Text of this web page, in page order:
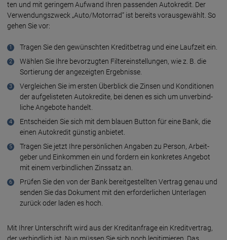
ten und mit gerin­gem Auf­wand Ihren passen­den Auto­kredit. Der
Verwendungs­zweck „Auto/Motorrad“ ist bereits voraus­ge­wählt. So
gehen Sie vor:
Tragen Sie den gewünschten Kredit­be­trag und eine Lauf­zeit ein.
Wählen Sie Ihre bevor­zug­ten Filter­ein­stel­lungen, wie z. B. die
Sortie­rung der ange­zeig­ten Ergeb­nisse.
Vergleichen Sie im ersten Über­blick die Zinsen und Kondi­tionen
der aufge­lis­te­ten Auto­kre­dite, bei denen es sich um unver­bind­
liche Ange­bote handelt.
Entscheiden Sie sich mit dem blauen Button für eine Bank, die
einen Auto­kredit günstig anbie­tet.
Tragen Sie jetzt Ihre persön­lichen Angaben zu Person, Arbeit­
geber und Ein­kom­men ein und fordern ein konkretes Angebot
mit einem verbind­lichen Zins­satz an.
Prüfen Sie den von der Bank bereit­ge­stellten Vertrag genau und
senden Sie das Dokument mit den erfor­der­lichen Unter­lagen
zurück oder laden es hoch.
Mit Ihrer Unter­schrift wird aus der Kredit­an­frage ein Kredit­ver­trag,